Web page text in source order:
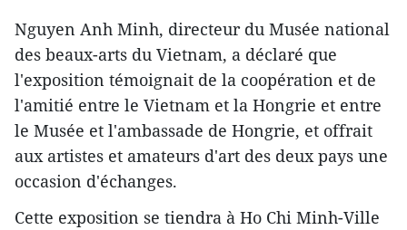
Nguyen Anh Minh, directeur du Musée national
des beaux-arts du Vietnam, a déclaré que
l'exposition témoignait de la coopération et de
l'amitié entre le Vietnam et la Hongrie et entre
le Musée et l'ambassade de Hongrie, et offrait
aux artistes et amateurs d'art des deux pays une
occasion d'échanges.
Cette exposition se tiendra à Ho Chi Minh-Ville